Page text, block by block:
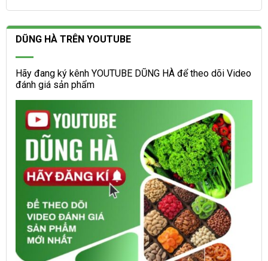
DŨNG HÀ TRÊN YOUTUBE
Hãy đang ký kênh YOUTUBE DŨNG HÀ để theo dõi Video
đánh giá sản phẩm